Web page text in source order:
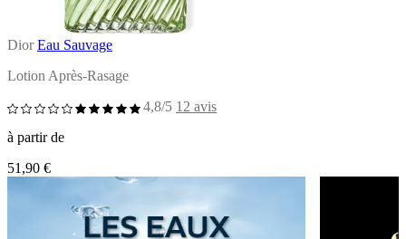
Dior Eau Sauvage
Lotion Après-Rasage
4,8/5 12 avis
à partir de
51,90 €